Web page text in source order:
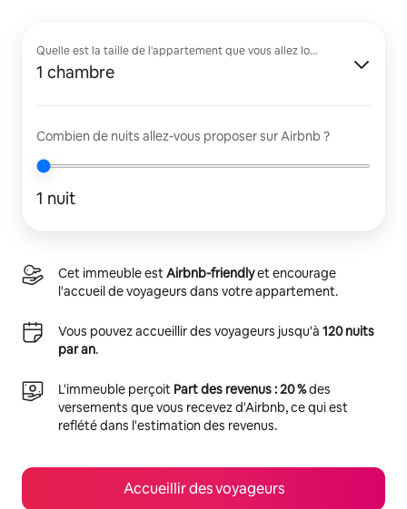
Quelle est la taille de l'appartement que vous allez louer ?
1 chambre
Combien de nuits allez-vous proposer sur Airbnb ?
1 nuit
Cet immeuble estAirbnb-friendlyet encourage
l'accueil de voyageurs dans votre appartement.
Vous pouvez accueillir des voyageurs jusqu'à 120 nuits
par an.
L'immeuble perçoit Part des revenus : 20 %des
versements que vous recevez d'Airbnb, ce qui est
reflété dans l'estimation des revenus.
Accueillir des voyageurs